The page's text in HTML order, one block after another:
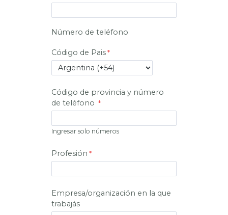
Número de teléfono
Código de Pais
Código de provincia y número
de teléfono
Ingresar solo números
Profesión
Empresa/organización en la que
trabajás